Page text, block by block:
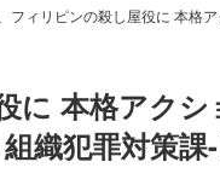
フィリピンの殺し屋役に 本格
に 本格アクシ
織犯罪対策課-